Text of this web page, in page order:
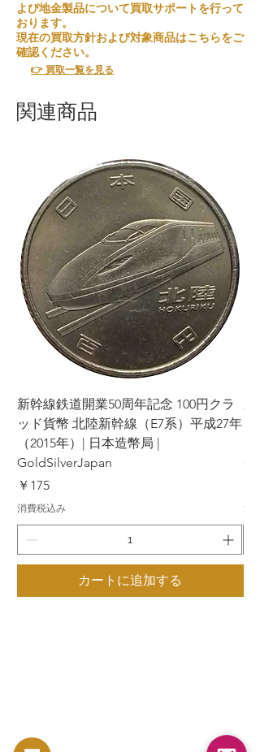
よび地金製品について買取サポートを行って
おります。
現在の買取方針および対象商品はこちらをご
確認ください。
👉 買取一覧を見る
関連商品
新幹線鉄道開業50周年記念 100円クラ
ッド貨幣 北陸新幹線（E7系）平成27年
（2015年）| 日本造幣局 |
GoldSilverJapan
価格
￥175
消費税込み
カートに追加する
消